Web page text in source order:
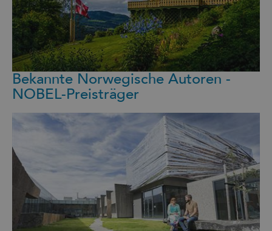
Bekannte Norwegische Autoren -
NOBEL-Preisträger